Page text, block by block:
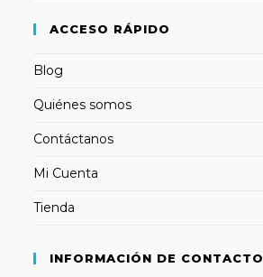
ACCESO RÁPIDO
Blog
Quiénes somos
Contáctanos
Mi Cuenta
Tienda
INFORMACIÓN DE CONTACTO